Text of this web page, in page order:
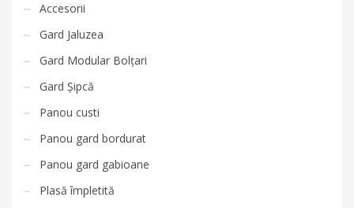
Accesorii
Gard Jaluzea
Gard Modular Bolțari
Gard Șipcă
Panou custi
Panou gard bordurat
Panou gard gabioane
Plasă împletită